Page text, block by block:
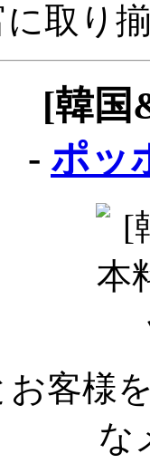
に取り
[韓国
- ポッ
客様
な